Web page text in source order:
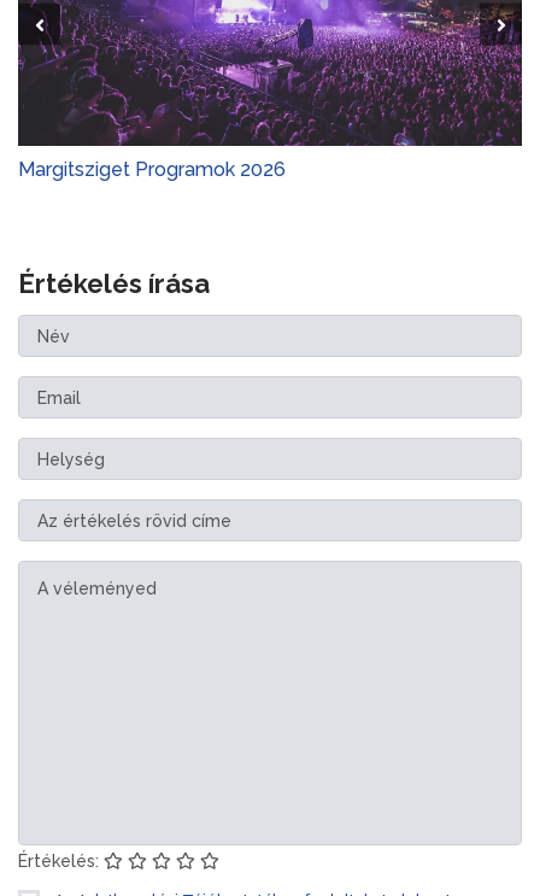
Margitsziget Programok 2026
Értékelés írása
Értékelés: